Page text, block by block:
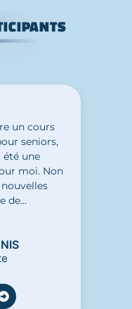
un cours
seniors,
été une
moi. Non
de
moi. Ce
à de
découvrir
pu accéder